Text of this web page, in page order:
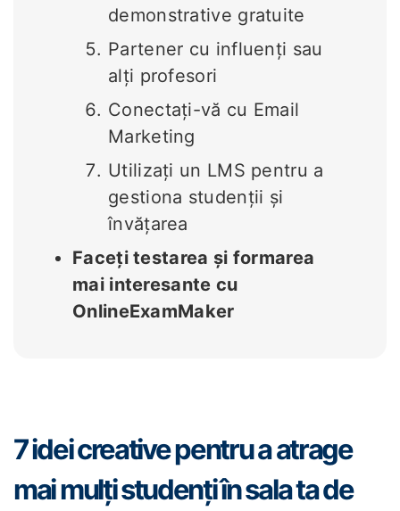
demonstrative gratuite
Partener cu influenți sau
alți profesori
Conectați-vă cu Email
Marketing
Utilizați un LMS pentru a
gestiona studenții și
învățarea
Faceți testarea și formarea
mai interesante cu
OnlineExamMaker
7 idei creative pentru a atrage
mai mulți studenți în sala ta de